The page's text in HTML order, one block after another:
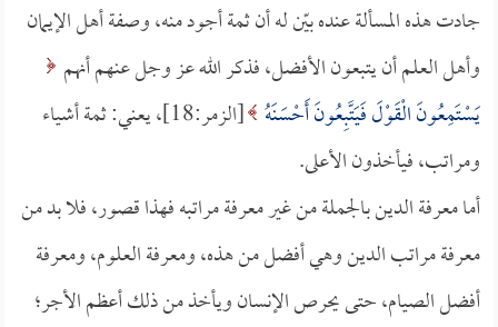
جادت هذه المسألة عنده بيّن له أن ثمة أجود منه، وصفة أهل الإيمان
وأهل العلم أن يتبعون الأفضل، فذكر الله عز وجل عنهم أنهم
يَسْتَمِعُونَ الْقَوْلَ فَيَتَّبِعُونَ أَحْسَنَهُ
[الزمر:18]، يعني: ثمة أشياء
ومراتب، فيأخذون الأعلى.
أما معرفة الدين بالجملة من غير معرفة مراتبه فهذا قصور، فلا بد من
معرفة مراتب الدين وهي أفضل من هذه، ومعرفة العلوم، ومعرفة
أفضل الصيام، حتى يحرص الإنسان ويأخذ من ذلك أعظم الأجر؛